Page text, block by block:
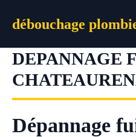
débouchage
DEPANNAGE
Dépannage